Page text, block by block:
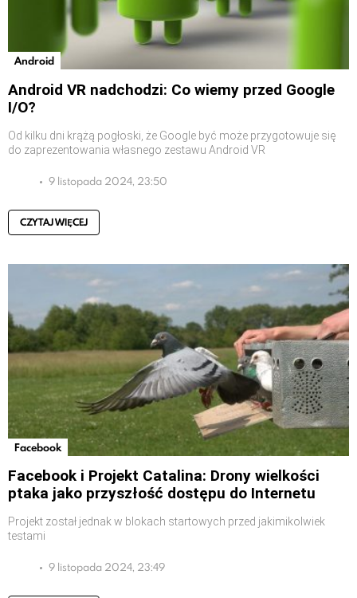
Android
Android VR nadchodzi: Co wiemy przed Google
I/O?
Od kilku dni krążą pogłoski, że Google być może przygotowuje się
do zaprezentowania własnego zestawu Android VR
9 listopada 2024, 23:50
CZYTAJ WIĘCEJ
Facebook
Facebook i Projekt Catalina: Drony wielkości
ptaka jako przyszłość dostępu do Internetu
Projekt został jednak w blokach startowych przed jakimikolwiek
testami
9 listopada 2024, 23:49